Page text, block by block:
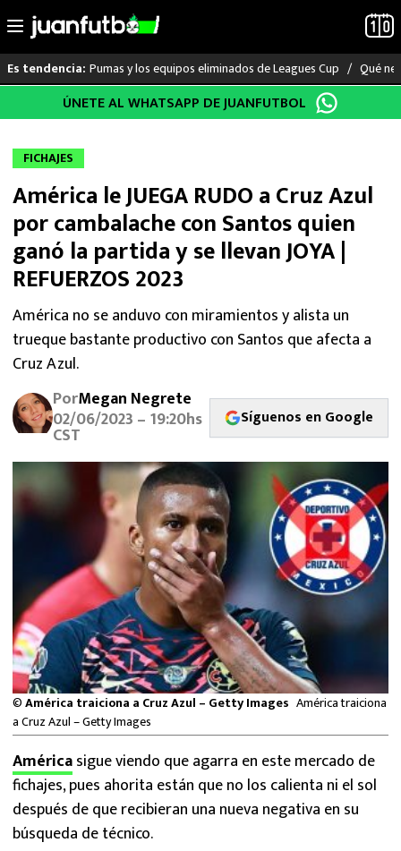
al
Es tendencia: Pumas y los equipos eliminados de Leagues Cup Qué
LO ÚLTIMO
LIGA MX
RAYADOS
PUMAS
ATLANTE
SELECCIÓN MEXICANA
FUTBOL INTERNACIONAL
MEXICANOS EN EL EXTRANJERO
FUTBOL ESTUFA
FÓRMULA 1
LIGA MX
NFL
ÚNETE AL WHATSAPP DE JUANFUTBOL
FICHAJES
América le JUEGA RUDO a Cruz Azul
por cambalache con Santos quien
ganó la partida y se llevan JOYA |
REFUERZOS 2023
América no se anduvo con miramientos y alista un
trueque bastante productivo con Santos que afecta a
Cruz Azul.
PorMegan Negrete
02/06/2023 – 19:20hs
CST
Síguenos en Google
©América traiciona a Cruz Azul – Getty Images América traiciona
a Cruz Azul – Getty Images
Américasigue viendo que agarra en este mercado de
fichajes, pues ahorita están que no los calienta ni el sol
después de que recibieran una nueva negativa en su
búsqueda de técnico.